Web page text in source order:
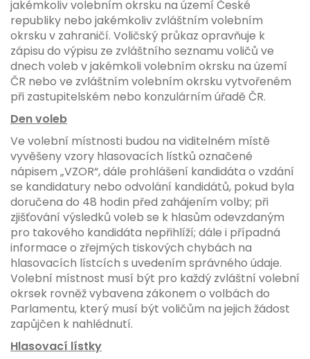
jakémkoliv volebním okrsku na území České
republiky nebo jakémkoliv zvláštním volebním
okrsku v zahraničí. Voličský průkaz opravňuje k
zápisu do výpisu ze zvláštního seznamu voličů ve
dnech voleb v jakémkoli volebním okrsku na území
ČR nebo ve zvláštním volebním okrsku vytvořeném
při zastupitelském nebo konzulárním úřadě ČR.
Den voleb
Ve volební místnosti budou na viditelném místě
vyvěšeny vzory hlasovacích lístků označené
nápisem „VZOR“, dále prohlášení kandidáta o vzdání
se kandidatury nebo odvolání kandidátů, pokud byla
doručena do 48 hodin před zahájením volby; při
zjišťování výsledků voleb se k hlasům odevzdaným
pro takového kandidáta nepřihlíží; dále i případná
informace o zřejmých tiskových chybách na
hlasovacích lístcích s uvedením správného údaje.
Volební místnost musí být pro každý zvláštní volební
okrsek rovněž vybavena zákonem o volbách do
Parlamentu, který musí být voličům na jejich žádost
zapůjčen k nahlédnutí.
Hlasovací lístky